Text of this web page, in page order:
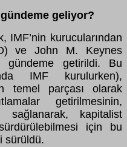
geliyor?
IMF’nin kurucularından
ve John M. Keynes
gündeme getirildi. Bu
IMF kurulurken),
temel parçası olarak
getirilmesinin,
sağlanarak, kapitalist
için bu
sürüldü.